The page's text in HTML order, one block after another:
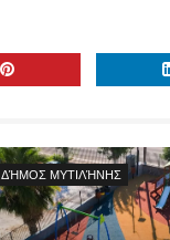
ΔΉΜΟΣ ΜΥΤΙΛΉΝΗΣ